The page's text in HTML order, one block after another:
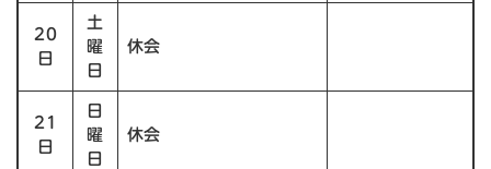
20
日
土
曜
日
休会
21
日
日
曜
日
休会